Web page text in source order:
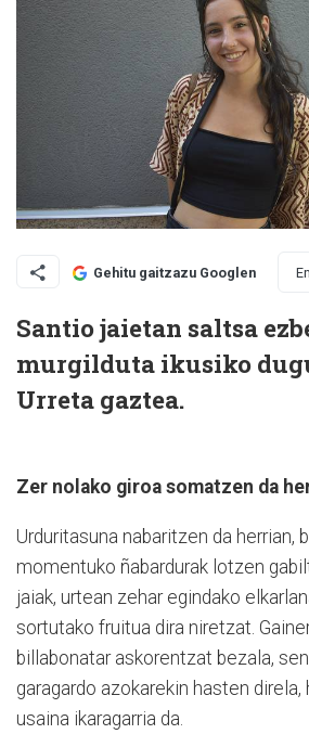
Gehitu gaitzazu Googlen
Santio jaietan saltsa
murgilduta ikusiko
Urreta gaztea.
Zer nolako giroa somatzen da
Urduritasuna nabaritzen da herrian,
momentuko ñabardurak lotzen
jaiak, urtean zehar egindako
sortutako fruitua dira niretzat.
billabonatar askorentzat bezala,
garagardo azokarekin hasten
usaina ikaragarria da.